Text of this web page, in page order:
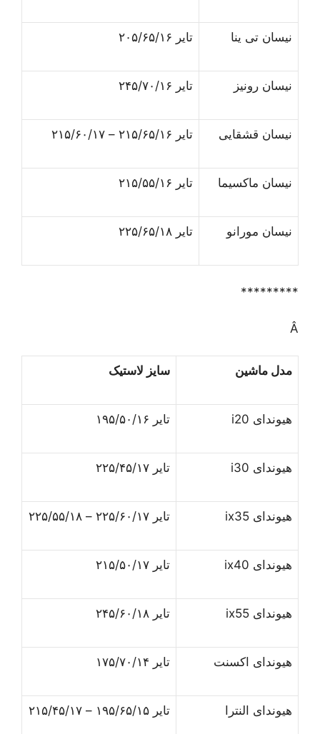
نیسان تی ینا تایر ۲۰۵/۶۵/۱۶
نیسان رونیز تایر ۲۴۵/۷۰/۱۶
نیسان قشقایی تایر ۲۱۵/۶۵/۱۶ – ۲۱۵/۶۰/۱۷
نیسان ماکسیما تایر ۲۱۵/۵۵/۱۶
نیسان مورانو تایر ۲۲۵/۶۵/۱۸
*********
Â
مدل ماشین سایز لاستیک
هیوندای i20 تایر ۱۹۵/۵۰/۱۶
هیوندای i30 تایر ۲۲۵/۴۵/۱۷
هیوندای ix35 تایر ۲۲۵/۶۰/۱۷ – ۲۲۵/۵۵/۱۸
هیوندای ix40 تایر ۲۱۵/۵۰/۱۷
هیوندای ix55 تایر ۲۴۵/۶۰/۱۸
هیوندای اکسنت تایر ۱۷۵/۷۰/۱۴
هیوندای النترا تایر ۱۹۵/۶۵/۱۵ – ۲۱۵/۴۵/۱۷